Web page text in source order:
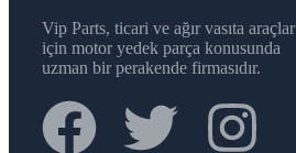
Vip Parts, ticari ve ağır vasıta araçlar
için motor yedek parça konusunda
uzman bir perakende firmasıdır.